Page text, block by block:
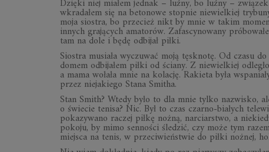
Dzięki niej miałem jednak – luźny, bo luźny –
wkradałem się na betonowe stopnie niewielkiej
moja siostra, bo przecież nikt by mnie w takim
innych grających amatorów. Zafascynowany
tam na dole i będę odbijał piłki.
Siostra musiała wyczuwać moją tęsknotę. Od czasu
domem odbijałem piłki od ściany. Z niewielkiej
a mama wołała mnie na kolację. Rakieta była
przez niejakiego Stana Smitha.
Stan Smith? Wtedy było to dla mnie tylko nazwisko,
o świecie tenisa? Nic. Był to czas czarno-białych
pokazywano raczej piłkę nożną, narciarstwo, a
pokoju, by mimo senności śledzić, czy może tym
miejsca na tenis, w przeciwieństwie do piłki nożnej,